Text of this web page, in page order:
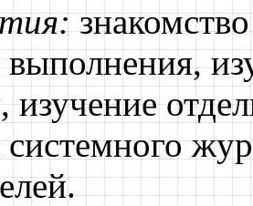
изучение
системного